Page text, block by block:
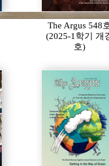
The Argus 548
(2025-1학기 개
호)